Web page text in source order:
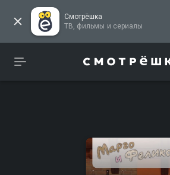
Смотрёшка
ТВ, фильмы и сериалы